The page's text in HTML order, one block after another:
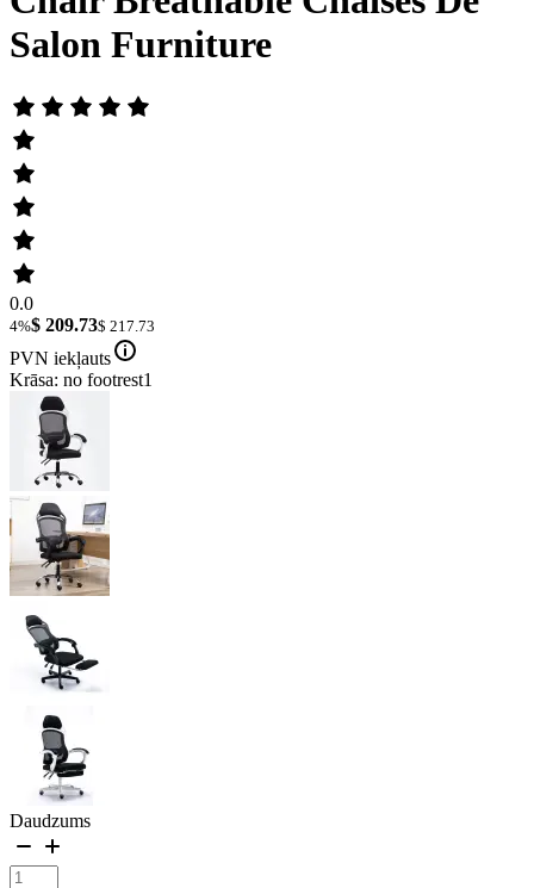
Salon Furniture
0.0
4%$ 209.73$ 217.73
PVN iekļauts
Krāsa: no footrest1
Daudzums